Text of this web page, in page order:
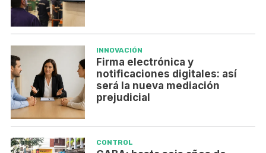
INNOVACIÓN
Firma electrónica y
notificaciones digitales: así
será la nueva mediación
prejudicial
CONTROL